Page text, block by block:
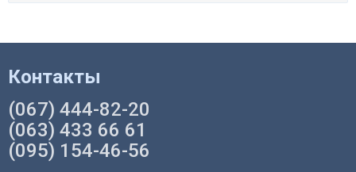
Контакты
(067) 444-82-20
(063) 433 66 61
(095) 154-46-56